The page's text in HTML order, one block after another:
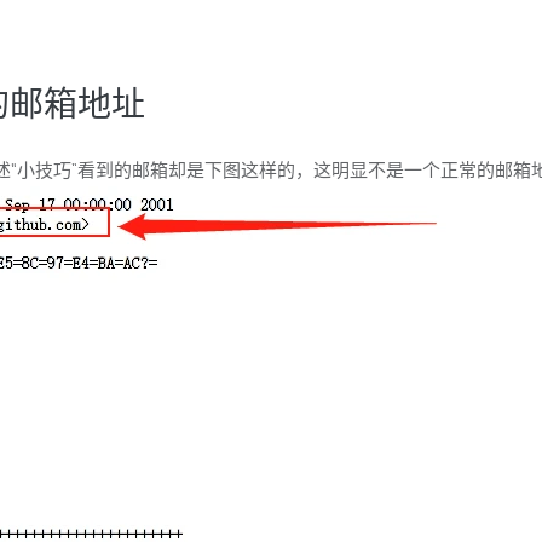
箱地址
小技巧”看到的邮箱却是下图这样的，这明显不是一个正常的邮箱